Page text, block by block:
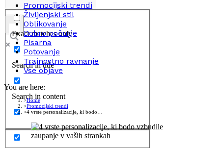
Exact matches only
Search in title
Search in content
Promocijski trendi
Življenjski stil
Oblikovanje
Dobro počutje
Pisarna
Potovanje
Trajnostno ravnanje
Vse objave
You are here:
Home
Promocijski trendi
4 vrste personalizacije, ki bodo…